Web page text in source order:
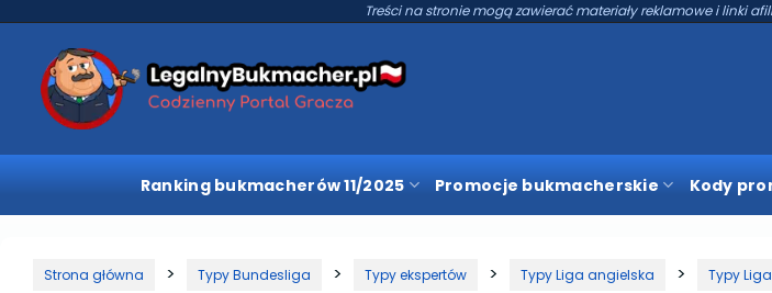
Treści na stronie mogą zawierać materiały reklamowe i linki
Ranking bukmacherów 11/2025 Promocje bukmacherskie Kody
Strona główna Typy Bundesliga Typy ekspertów Typy Liga angielska Typy